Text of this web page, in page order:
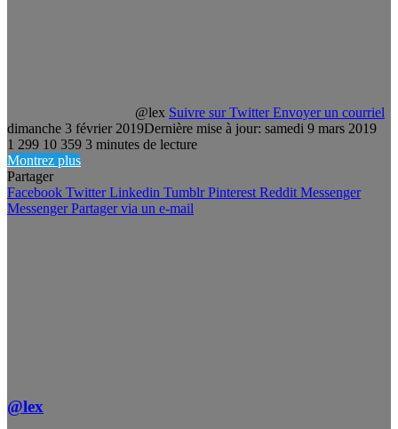
@lex Suivre sur Twitter Envoyer un courriel
dimanche 3 février 2019Dernière mise à jour: samedi 9 mars 2019
1 299 10 359 3 minutes de lecture
Montrez plus
Partager
Facebook Twitter Linkedin Tumblr Pinterest Reddit Messenger
Messenger Partager via un e-mail
@lex